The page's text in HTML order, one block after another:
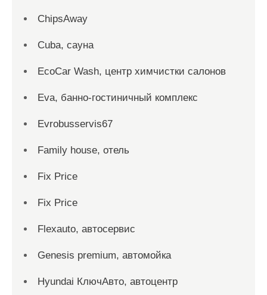
ChipsAway
Cuba, сауна
EcoCar Wash, центр химчистки салонов
Eva, банно-гостиничный комплекс
Evrobusservis67
Family house, отель
Fix Price
Fix Price
Flexauto, автосервис
Genesis premium, автомойка
Hyundai КлючАвто, автоцентр